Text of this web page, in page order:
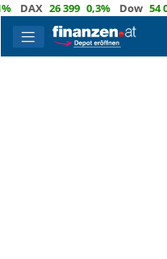
DAX 26 399 0,3% Dow 54 037